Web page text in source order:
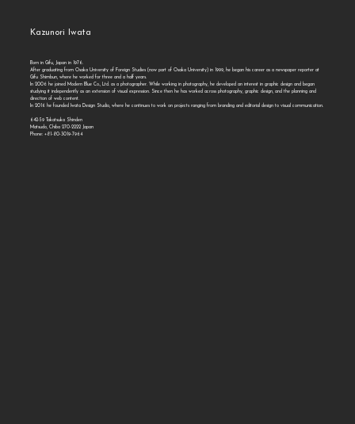
Kazunori Iwata
Born in Gifu, Japan in 1976.
After graduating from Osaka University of Foreign Studies (now part of Osaka University) in 1999, he began his career as a newspaper reporter at
Gifu Shimbun, where he worked for three and a half years.
In 2006 he joined Modern Blue Co., Ltd. as a photographer. While working in photography, he developed an interest in graphic design and began
studying it independently as an extension of visual expression. Since then he has worked across photography, graphic design, and the planning and
direction of web content.
In 2016 he founded Iwata Design Studio, where he continues to work on projects ranging from branding and editorial design to visual communication.
642-59 Takatsuka Shinden
Matsudo, Chiba 270-2222 Japan
Phone: +81-80-3019-7964